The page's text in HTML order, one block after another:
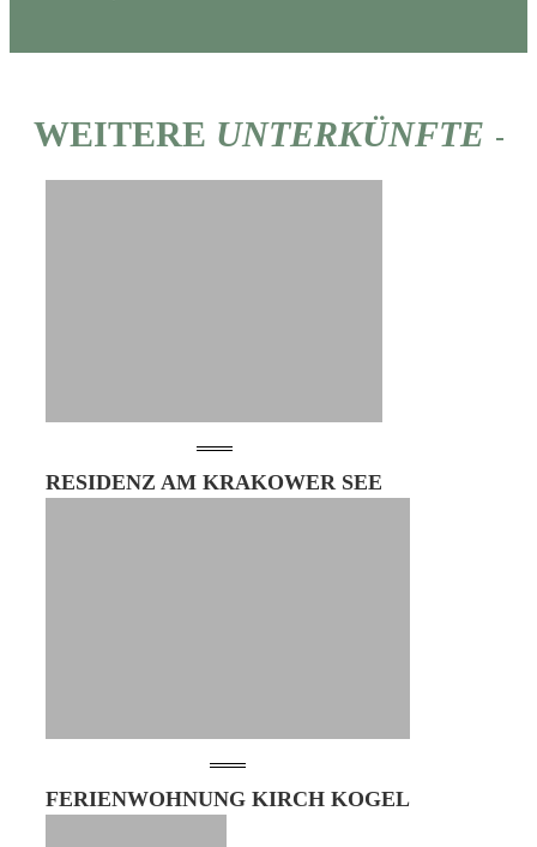
WEITERE UNTERKÜNFTE
RESIDENZ AM KRAKOWER SEE
FERIENWOHNUNG KIRCH KOGEL